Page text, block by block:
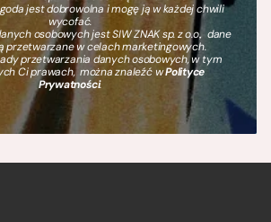
jest dobrowolna i mogę ją w każdej chwili
wycofać.
osobowych jest SIW ZNAK sp. z o.o., dane
przetwarzane w celach marketingowych.
przetwarzania danych osobowych, w tym
Ci prawach, można znaleźć wPolityce
Prywatności.